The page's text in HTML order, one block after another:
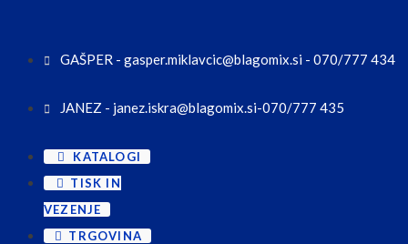
GAŠPER - gasper.miklavcic@blagomix.si - 070/777 434
JANEZ - janez.iskra@blagomix.si-070/777 435
KATALOGI
TISK IN
VEZENJE
TRGOVINA